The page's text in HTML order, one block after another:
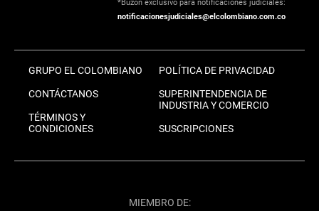
*Buzón exclusivo para notificaciones judiciales:
notificacionesjudiciales@elcolombiano.com.co
GRUPO EL COLOMBIANO
CONTÁCTANOS
TÉRMINOS Y
CONDICIONES
POLÍTICA DE PRIVACIDAD
SUPERINTENDENCIA DE
INDUSTRIA Y COMERCIO
SUSCRIPCIONES
MIEMBRO DE: